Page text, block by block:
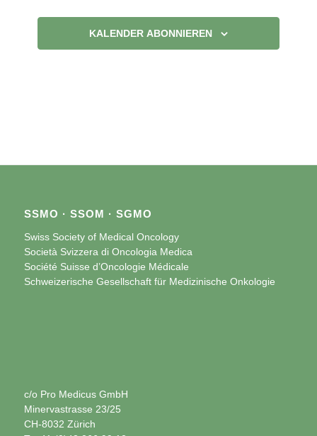
KALENDER ABONNIEREN
SSMO · SSOM · SGMO
Swiss Society of Medical Oncology
Società Svizzera di Oncologia Medica
Société Suisse d’Oncologie Médicale
Schweizerische Gesellschaft für Medizinische Onkologie
c/o Pro Medicus GmbH
Minervastrasse 23/25
CH-8032 Zürich